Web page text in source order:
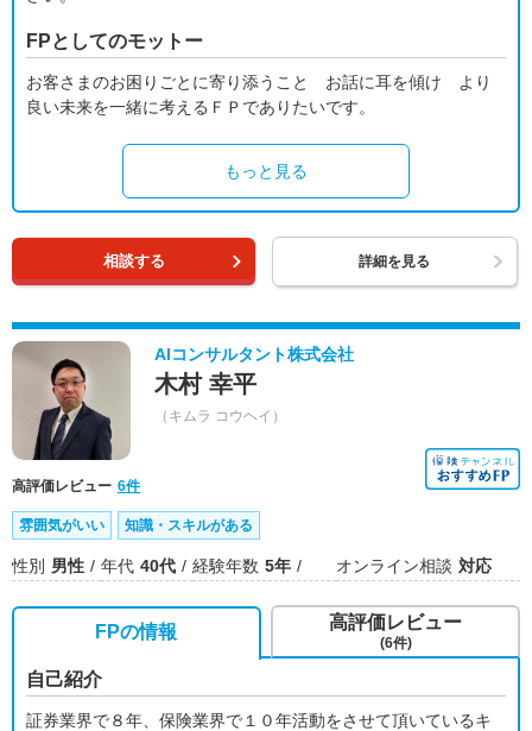
FPとしてのモットー
お客さまのお困りごとに寄り添うこと お話に耳を傾け より
良い未来を一緒に考えるＦＰでありたいです。
もっと見る
相談する 詳細を見る
AIコンサルタント株式会社
木村 幸平
（キムラ コウヘイ）
高評価レビュー 6件
雰囲気がいい 知識・スキルがある
性別 男性 年代 40代 経験年数 5年 オンライン相談 対応
FPの情報
自己紹介
証券業界で８年、保険業界で１０年活動をさせて頂いているキ
高評価レビュー
(6件)